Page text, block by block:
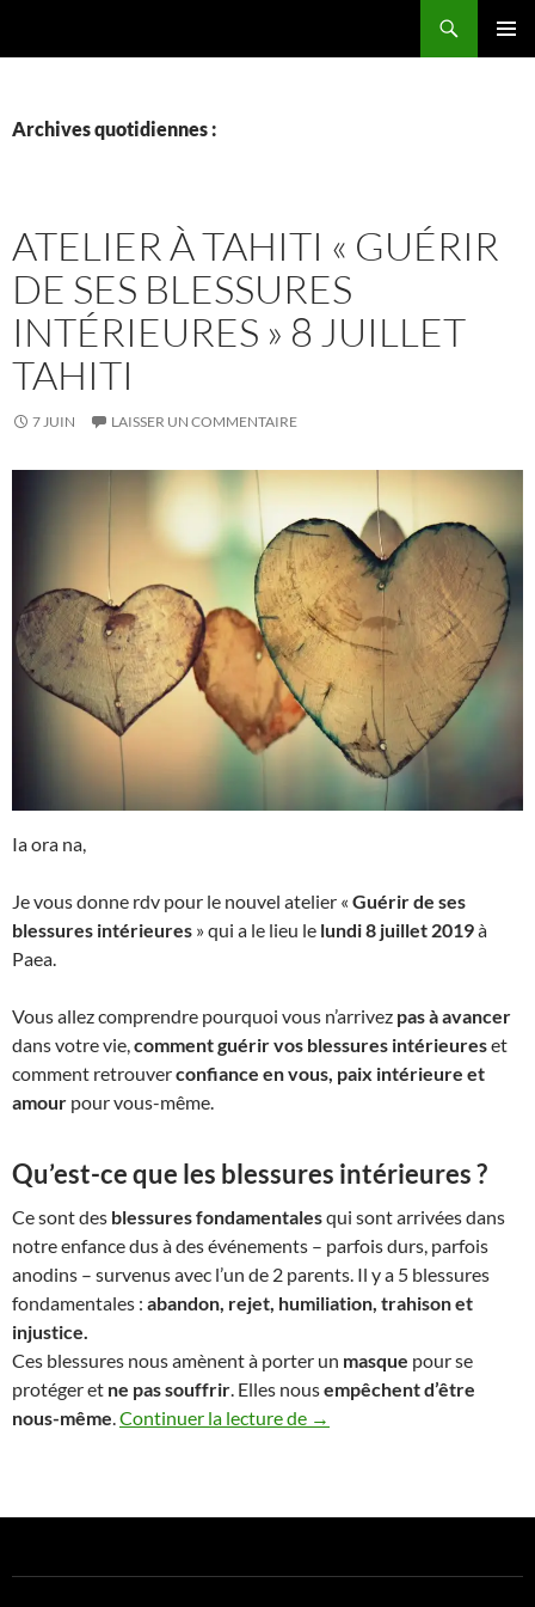
Archives quotidiennes :
ATELIER À TAHITI « GUÉRIR
DE SES BLESSURES
INTÉRIEURES » 8 JUILLET
TAHITI
7 JUIN LAISSER UN COMMENTAIRE
Ia ora na,
Je vous donne rdv pour le nouvel atelier « Guérir de ses
blessures intérieures » qui a le lieu le lundi 8 juillet 2019à
Paea.
Vous allez comprendre pourquoi vous n’arrivez pas à avancer
dans votre vie,comment guérir vos blessures intérieureset
comment retrouverconfiance en vous, paix intérieure et
amour pour vous-même.
Qu’est-ce que les blessures intérieures ?
Ce sont des blessures fondamentalesqui sont arrivées dans
notre enfance dus à des événements – parfois durs, parfois
anodins – survenus avec l’un de 2 parents. Il y a 5 blessures
fondamentales : abandon, rejet, humiliation, trahison et
injustice.
Ces blessures nous amènent à porter un masque pour se
protéger et ne pas souffrir. Elles nousempêchent d’être
nous-même.Continuer la lecture de Atelier à Tahiti « Guérir de
→